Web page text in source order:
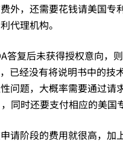
外，还需要花钱请美国
代理机构。
答复后未获得授权意向，
已经没有将说明书中的
问题，大概率需要通过请
，同时还要支付相应的美国
请阶段的费用就很高，加